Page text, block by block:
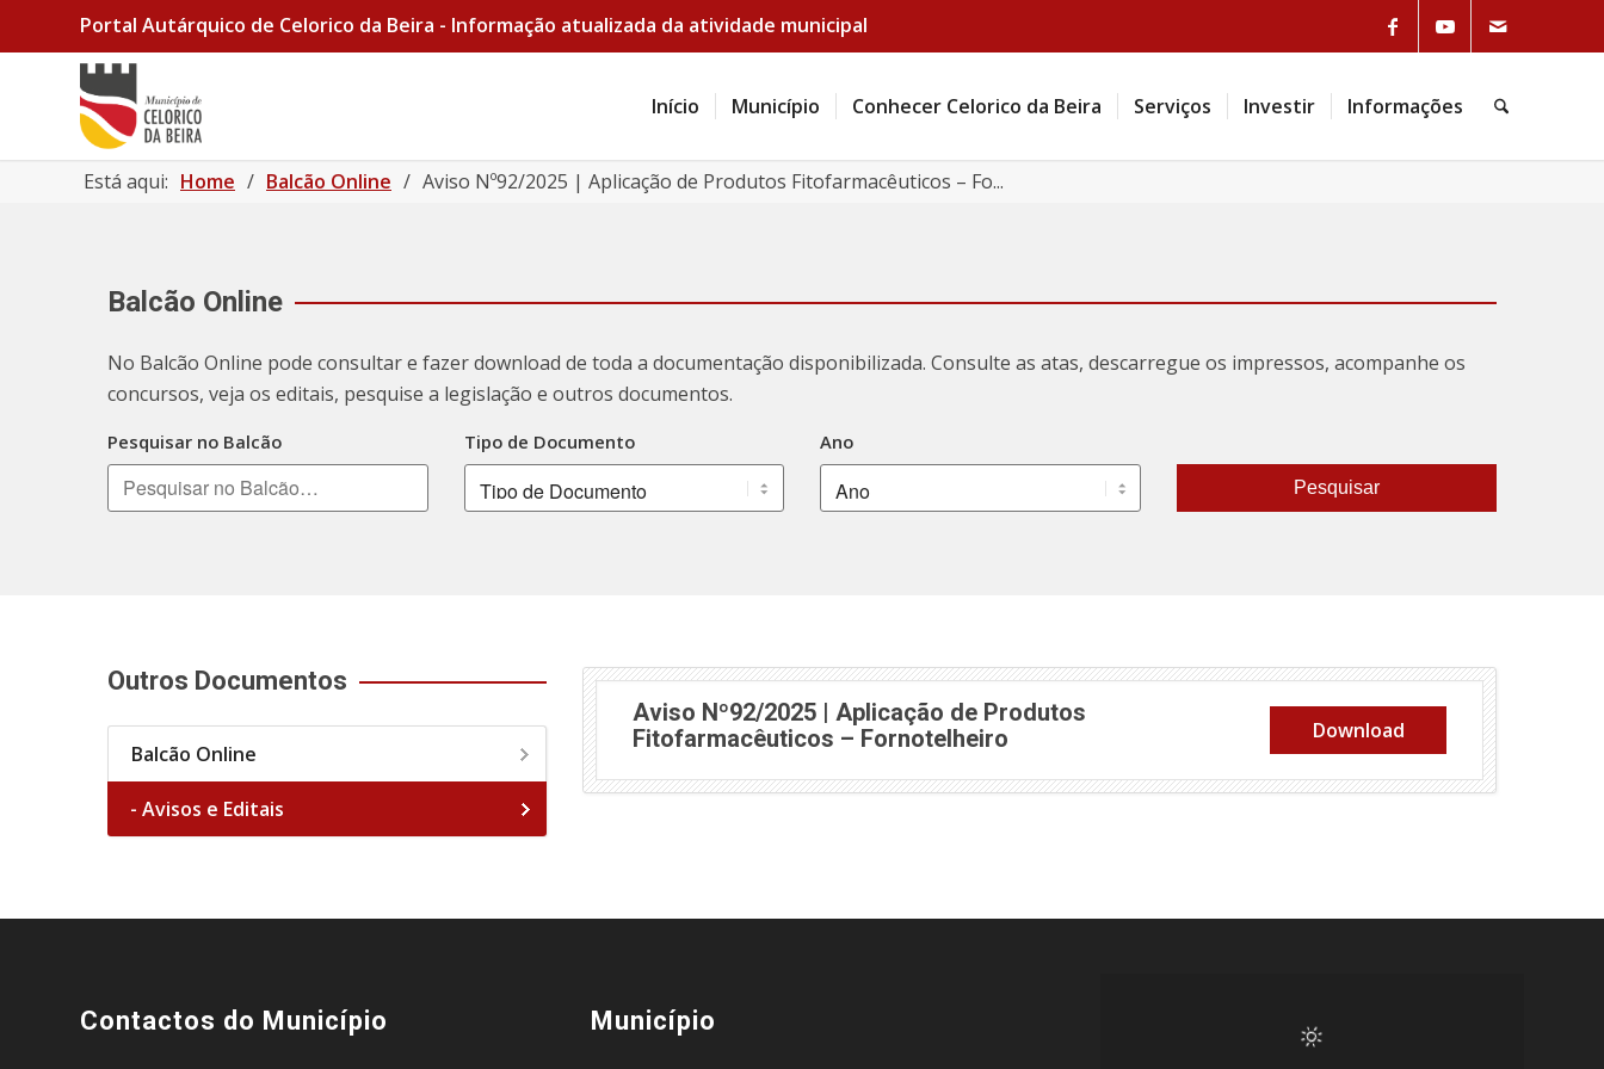
Link to Facebook
Link to Youtube
Portal Autárquico de Celorico da Beira - Informação atualizada da atividade municipal
Início Município Conhecer Celorico da Beira Serviços Investir Informações Pesquisa
Está aqui: Home / Balcão Online / Aviso Nº92/2025 | Aplicação de Produtos Fitofarmacêuticos – Fo...
Balcão Online
No Balcão Online pode consultar e fazer download de toda a documentação disponibilizada. Consulte as atas, descarregue os impressos, acompanhe os
concursos, veja os editais, pesquise a legislação e outros documentos.
Pesquisar no Balcão Tipo de Documento Ano
Pesquisar
Outros Documentos
Balcão Online
- Avisos e Editais
Aviso Nº92/2025 | Aplicação de Produtos
Fitofarmacêuticos – Fornotelheiro
Download
Contactos do Município Município